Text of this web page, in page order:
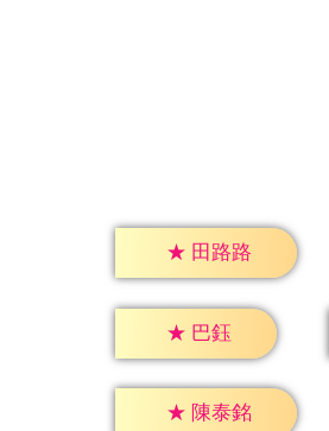
★ 田路路
★ 巴鈺
★ 陳泰銘